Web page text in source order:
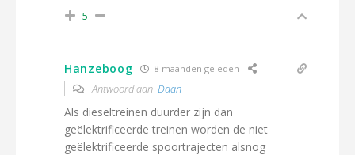
5
Hanzeboog 8 maanden geleden
Antwoord aan Daan
Als dieseltreinen duurder zijn dan
geëlektrificeerde treinen worden de niet
geëlektrificeerde spoortrajecten alsnog